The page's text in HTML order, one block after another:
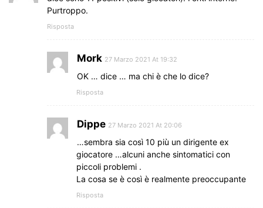
Purtroppo.
Risposta
Mork 27 Marzo 2021 At 19:32
OK … dice … ma chi è che lo dice?
Risposta
Dippe 27 Marzo 2021 At 20:06
…sembra sia così 10 più un dirigente ex
giocatore …alcuni anche sintomatici con
piccoli problemi .
La cosa se è così è realmente preoccupante
Risposta